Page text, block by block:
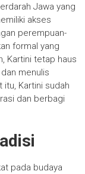
Jawa yang
akses
perempuan-
formal yang
Kartini tetap haus
menulis
Kartini sudah
dan berbagi
pada budaya